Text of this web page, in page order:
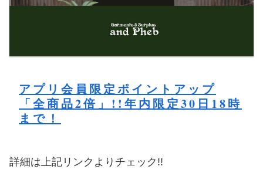
アプリ会員限定ポイントアップ
「全商品2倍」!!年内限定30日18時
まで！
詳細は上記リンクよりチェック!!